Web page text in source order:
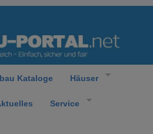
Kataloge Häuser
Service